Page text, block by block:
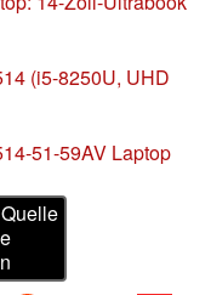
(i5-8250U, UHD
51-59AV Laptop